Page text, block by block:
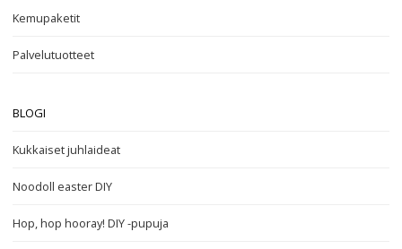
Kemupaketit
Palvelutuotteet
BLOGI
Kukkaiset juhlaideat
Noodoll easter DIY
Hop, hop hooray! DIY -pupuja